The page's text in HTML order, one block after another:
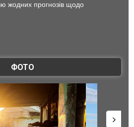
жодних прогнозів щодо
ФОТО